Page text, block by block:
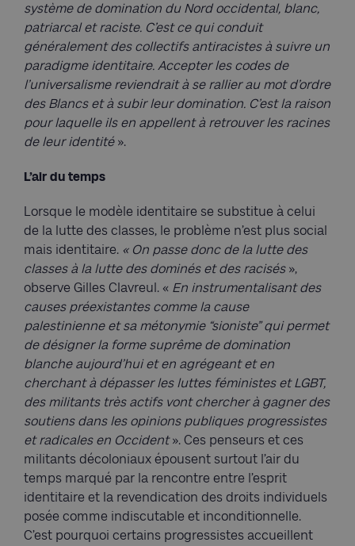
système de domination du Nord occidental, blanc,
patriarcal et raciste. C’est ce qui conduit
généralement des collectifs antiracistes à suivre un
paradigme identitaire. Accepter les codes de
l’universalisme reviendrait à se rallier au mot d’ordre
des Blancs et à subir leur domination. C’est la raison
pour laquelle ils en appellent à retrouver les racines
de leur identité».
L’air du temps
Lorsque le modèle identitaire se substitue à celui
de la lutte des classes, le problème n’est plus social
mais identitaire. « On passe donc de la lutte des
classes à la lutte des dominés et des racisés»,
observe Gilles Clavreul. « En instrumentalisant des
causes préexistantes comme la cause
palestinienne et sa métonymie “sioniste” qui permet
de désigner la forme suprême de domination
blanche aujourd’hui et en agrégeant et en
cherchant à dépasser les luttes féministes et LGBT,
des militants très actifs vont chercher à gagner des
soutiens dans les opinions publiques progressistes
et radicales en Occident». Ces penseurs et ces
militants décoloniaux épousent surtout l’air du
temps marqué par la rencontre entre l’esprit
identitaire et la revendication des droits individuels
posée comme indiscutable et inconditionnelle.
C’est pourquoi certains progressistes accueillent